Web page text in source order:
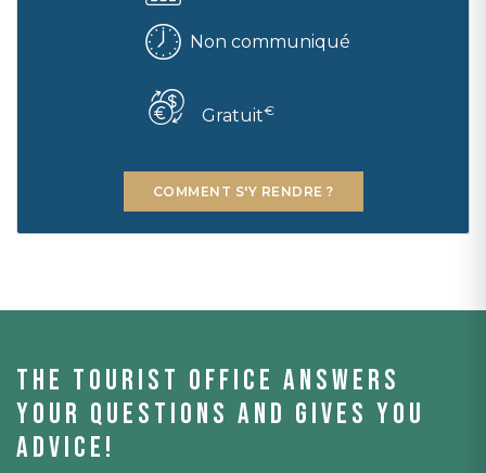
Non communiqué
Gratuit€
COMMENT S'Y RENDRE ?
The tourist office answers
your questions and gives you
advice!